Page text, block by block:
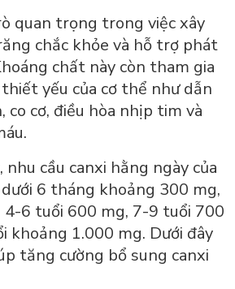
quan trọng trong việc xây
chắc khỏe và hỗ trợ phát
chất này còn tham gia
yếu của cơ thể như dẫn
cơ, điều hòa nhịp tim và
cầu canxi hằng ngày của
6 tháng khoảng 300 mg,
6 tuổi 600 mg, 7-9 tuổi 700
khoảng 1.000 mg. Dưới đây
tăng cường bổ sung canxi